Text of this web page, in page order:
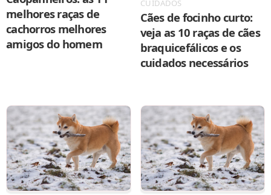
melhores raças de
cachorros melhores
amigos do homem
CUIDADOS
Cães de focinho curto:
veja as 10 raças de cães
braquicefálicos e os
cuidados necessários